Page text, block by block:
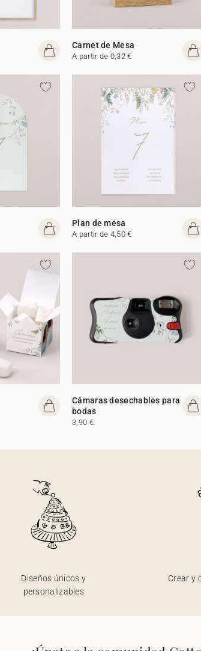
Carnet de Mesa
A partir de 0,32 €
Plan de mesa
A partir de 4,50 €
Cámaras desechables para
bodas
3,90 €
Diseños únicos y
personalizables
Crear y